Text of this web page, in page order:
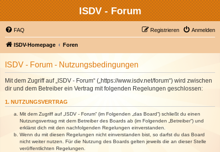
ISDV - Forum
FAQ Anmelden
Registrieren
ISDV-Homepage Foren
ISDV - Forum - Nutzungsbedingungen
Mit dem Zugriff auf „ISDV - Forum“ („https://www.isdv.net/forum“) wird zwischen
dir und dem Betreiber ein Vertrag mit folgenden Regelungen geschlossen:
1. NUTZUNGSVERTRAG
Mit dem Zugriff auf „ISDV - Forum“ (im Folgenden „das Board“) schließt du einen
Nutzungsvertrag mit dem Betreiber des Boards ab (im Folgenden „Betreiber“) und
erklärst dich mit den nachfolgenden Regelungen einverstanden.
Wenn du mit diesen Regelungen nicht einverstanden bist, so darfst du das Board
nicht weiter nutzen. Für die Nutzung des Boards gelten jeweils die an dieser Stelle
veröffentlichten Regelungen.